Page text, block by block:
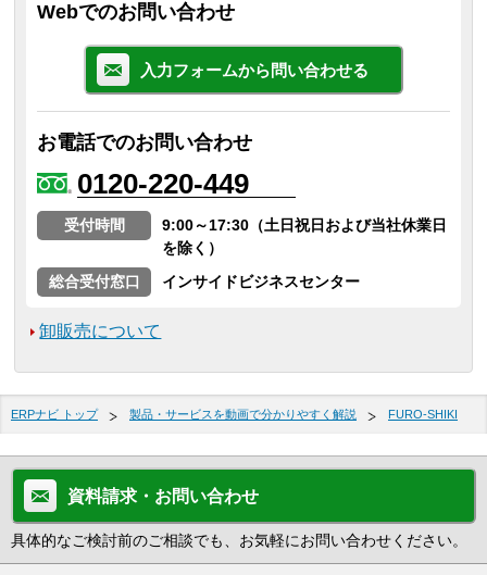
Webでのお問い合わせ
入力フォームから問い合わせる
お電話でのお問い合わせ
0120-220-449
受付時間
9:00～17:30（土日祝日および当社休業日
を除く）
総合受付窓口
インサイドビジネスセンター
卸販売について
ERPナビ トップ 製品・サービスを動画で分かりやすく解説 FURO-SHIKI
資料請求・お問い合わせ
具体的なご検討前のご相談でも、お気軽にお問い合わせください。